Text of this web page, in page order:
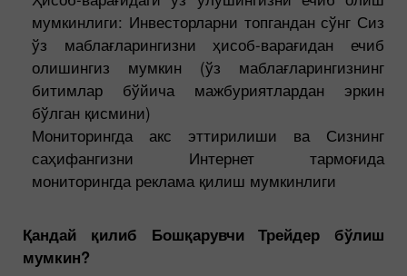
мумкинлиги: Инвесторларни топгандан сўнг Сиз
ўз маблағларингизни ҳисоб-варағидан ечиб
олишингиз мумкин (ўз маблағларингизнинг
битимлар бўйича мажбуриятлардан эркин
бўлган қисмини)
Мониторингда акс эттирилиши ва Сизнинг
саҳифангизни Интернет тармоғида
мониторингда реклама қилиш мумкинлиги
Қандай қилиб Бошқарувчи Трейдер бўлиш
мумкин?